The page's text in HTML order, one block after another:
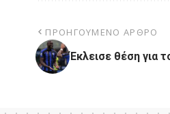
ΠΡΟΗΓΟΎΜΕΝΟ ΆΡΘΡΟ
Έκλεισε θέση για